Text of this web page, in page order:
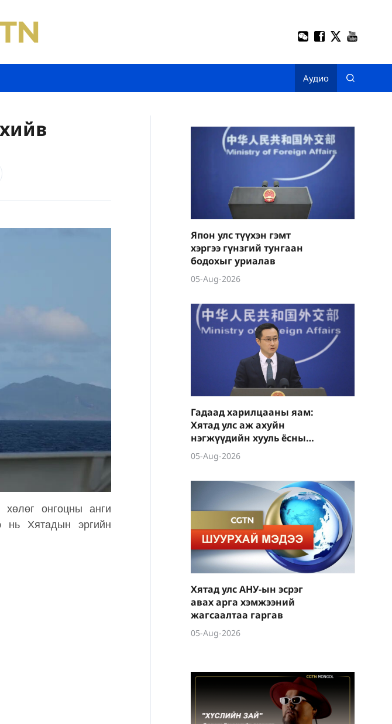
Аудио
онгоцны анги
нь Хятадын эргийн
Япон улс түүхэн гэмт
хэргээ гүнзгий тунгаан
бодохыг уриалав
05-Aug-2026
Гадаад харилцааны яам:
Хятад улс аж ахуйн
нэгжүүдийн хууль ёсны
эрх ашгийг тууштай
хамгаална
05-Aug-2026
Хятад улс АНУ-ын эсрэг
авах арга хэмжээний
жагсаалтаа гаргав
05-Aug-2026